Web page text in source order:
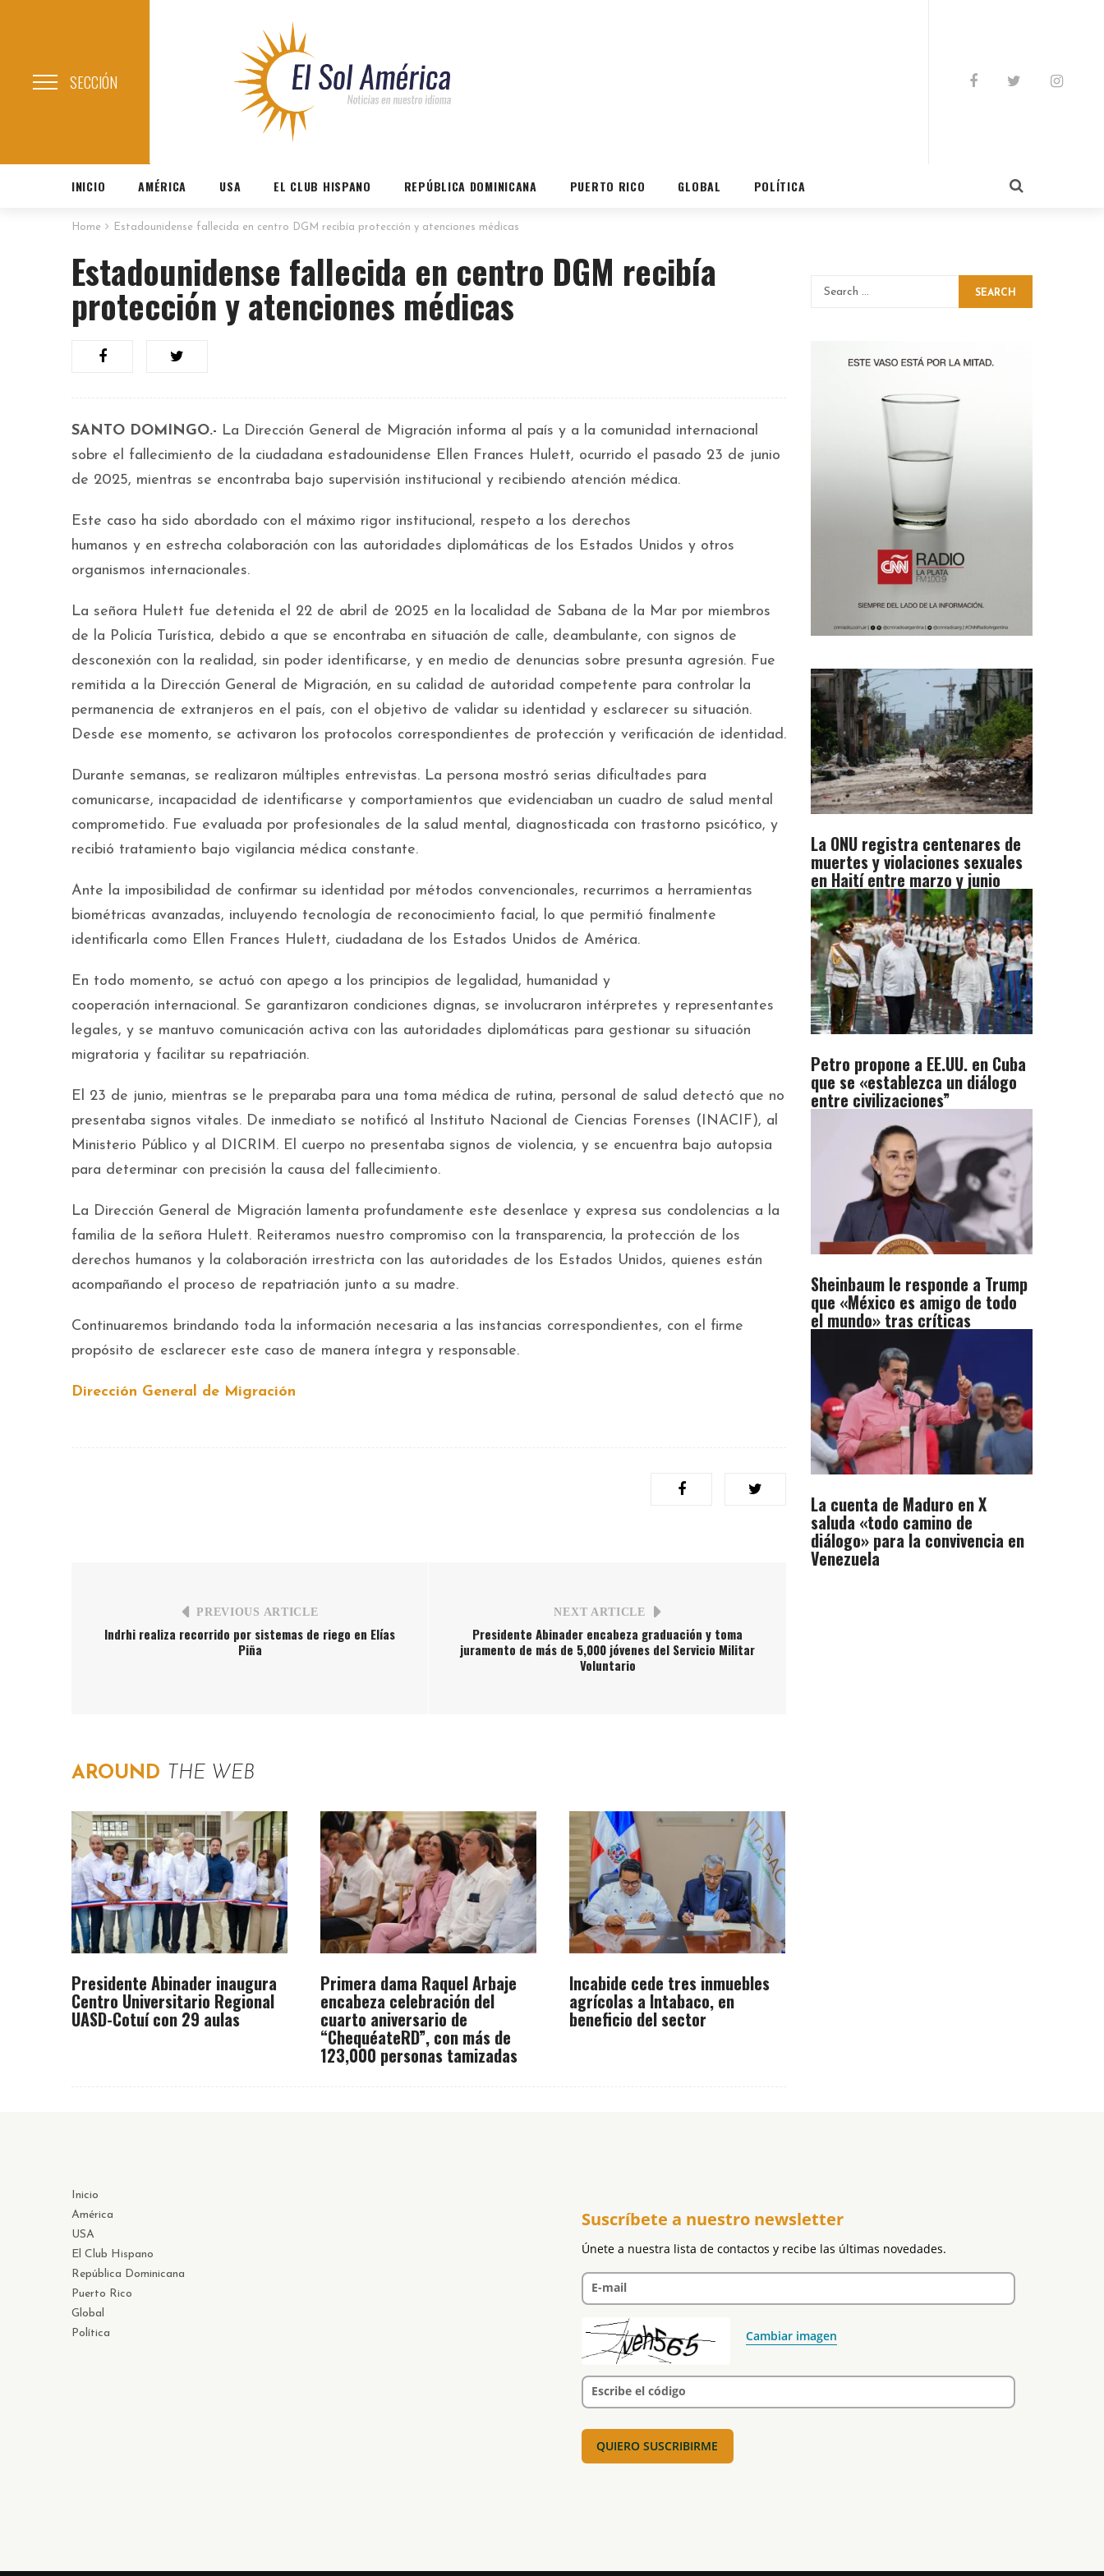
SECCIÓN
INICIO AMÉRICA USA EL CLUB HISPANO REPÚBLICA DOMINICANA PUERTO RICO GLOBAL POLÍTICA
Home Estadounidense fallecida en centro DGM recibía protección y atenciones médicas
Estadounidense fallecida en centro DGM recibía
protección y atenciones médicas
SANTO DOMINGO.- La Dirección General de Migración informa al país y a la comunidad internacional
sobre el fallecimiento de la ciudadana estadounidense Ellen Frances Hulett, ocurrido el pasado 23 de junio
de 2025, mientras se encontraba bajo supervisión institucional y recibiendo atención médica.
Este caso ha sido abordado con el máximo rigor institucional, respeto a los derechos
humanos y en estrecha colaboración con las autoridades diplomáticas de los Estados Unidos y otros
organismos internacionales.
La señora Hulett fue detenida el 22 de abril de 2025 en la localidad de Sabana de la Mar por miembros
de la Policía Turística, debido a que se encontraba en situación de calle, deambulante, con signos de
desconexión con la realidad, sin poder identificarse, y en medio de denuncias sobre presunta agresión. Fue
remitida a la Dirección General de Migración, en su calidad de autoridad competente para controlar la
permanencia de extranjeros en el país, con el objetivo de validar su identidad y esclarecer su situación.
Desde ese momento, se activaron los protocolos correspondientes de protección y verificación de identidad.
Durante semanas, se realizaron múltiples entrevistas. La persona mostró serias dificultades para
comunicarse, incapacidad de identificarse y comportamientos que evidenciaban un cuadro de salud mental
comprometido. Fue evaluada por profesionales de la salud mental, diagnosticada con trastorno psicótico, y
recibió tratamiento bajo vigilancia médica constante.
Ante la imposibilidad de confirmar su identidad por métodos convencionales, recurrimos a herramientas
biométricas avanzadas, incluyendo tecnología de reconocimiento facial, lo que permitió finalmente
identificarla como Ellen Frances Hulett, ciudadana de los Estados Unidos de América.
En todo momento, se actuó con apego a los principios de legalidad, humanidad y
cooperación internacional. Se garantizaron condiciones dignas, se involucraron intérpretes y representantes
legales, y se mantuvo comunicación activa con las autoridades diplomáticas para gestionar su situación
migratoria y facilitar su repatriación.
El 23 de junio, mientras se le preparaba para una toma médica de rutina, personal de salud detectó que no
presentaba signos vitales. De inmediato se notificó al Instituto Nacional de Ciencias Forenses (INACIF), al
Ministerio Público y al DICRIM. El cuerpo no presentaba signos de violencia, y se encuentra bajo autopsia
para determinar con precisión la causa del fallecimiento.
La Dirección General de Migración lamenta profundamente este desenlace y expresa sus condolencias a la
familia de la señora Hulett. Reiteramos nuestro compromiso con la transparencia, la protección de los
derechos humanos y la colaboración irrestricta con las autoridades de los Estados Unidos, quienes están
acompañando el proceso de repatriación junto a su madre.
Continuaremos brindando toda la información necesaria a las instancias correspondientes, con el firme
propósito de esclarecer este caso de manera íntegra y responsable.
Dirección General de Migración
PREVIOUS ARTICLE
Indrhi realiza recorrido por sistemas de riego en Elías
Piña
NEXT ARTICLE
Presidente Abinader encabeza graduación y toma
juramento de más de 5,000 jóvenes del Servicio Militar
Voluntario
AROUND THE WEB
Presidente Abinader inaugura
Centro Universitario Regional
UASD-Cotuí con 29 aulas
Primera dama Raquel Arbaje
encabeza celebración del
cuarto aniversario de
“ChequéateRD”, con más de
123,000 personas tamizadas
Incabide cede tres inmuebles
agrícolas a Intabaco, en
beneficio del sector
SEARCH
La ONU registra centenares de
muertes y violaciones sexuales
en Haití entre marzo y junio
Petro propone a EE.UU. en Cuba
que se «establezca un diálogo
entre civilizaciones”
Sheinbaum le responde a Trump
que «México es amigo de todo
el mundo» tras críticas
La cuenta de Maduro en X
saluda «todo camino de
diálogo» para la convivencia en
Venezuela
Inicio
América
USA
El Club Hispano
República Dominicana
Puerto Rico
Global
Política
Suscríbete a nuestro newsletter
Únete a nuestra lista de contactos y recibe las últimas novedades.
E-mail
Cambiar imagen
Escribe el código